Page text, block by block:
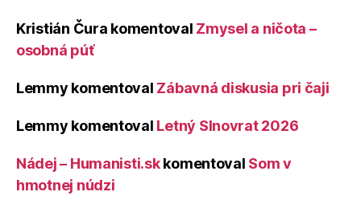
Kristián Čura komentoval Zmysel a ničota –
osobná púť
Lemmy komentoval Zábavná diskusia pri čaji
Lemmy komentoval Letný Slnovrat 2026
Nádej – Humanisti.skkomentoval Som v
hmotnej núdzi